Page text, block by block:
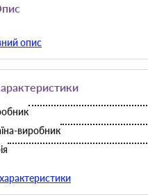
опис
виробник